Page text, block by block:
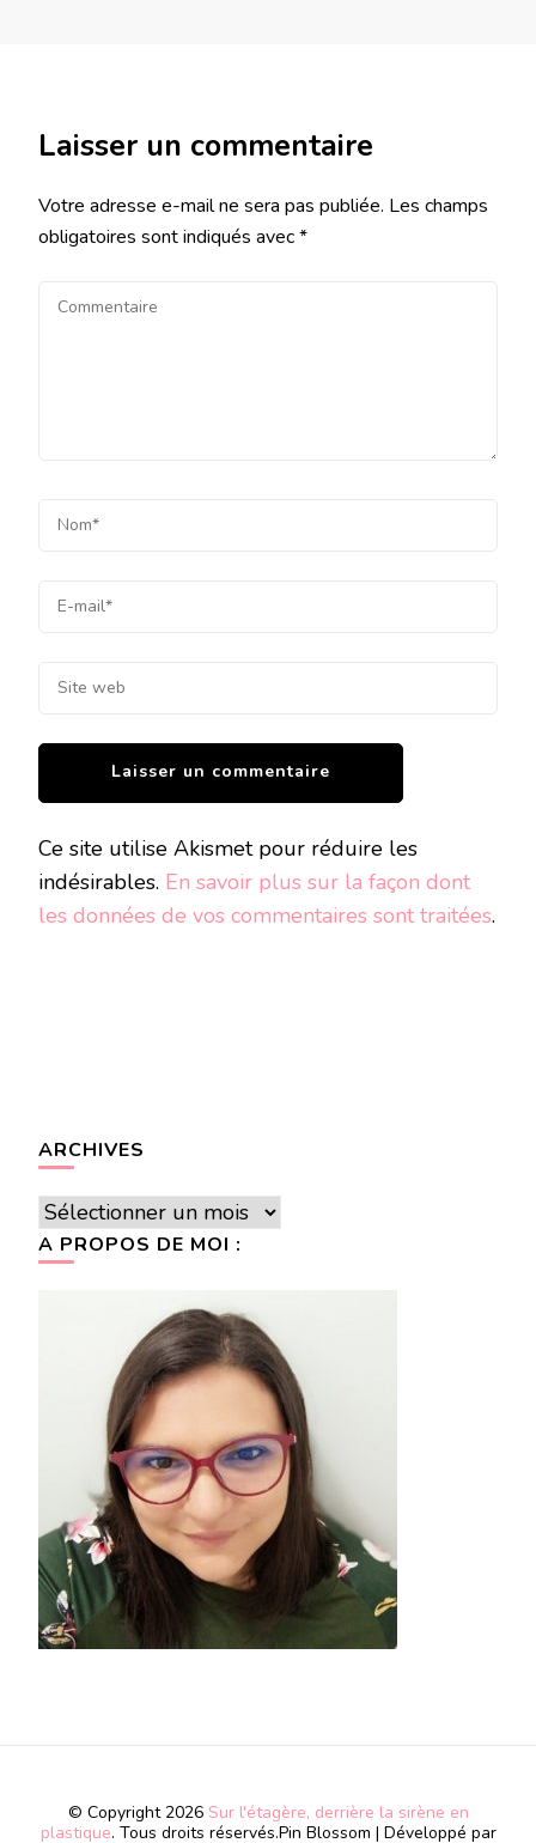
Laisser un commentaire
Votre adresse e-mail ne sera pas publiée. Les champs
obligatoires sont indiqués avec*
Ce site utilise Akismet pour réduire les
indésirables. En savoir plus sur la façon dont
les données de vos commentaires sont traitées.
ARCHIVES
Archives
A PROPOS DE MOI :
© Copyright 2026 Sur l'étagère, derrière la sirène en
plastique. Tous droits réservés.Pin Blossom | Développé par